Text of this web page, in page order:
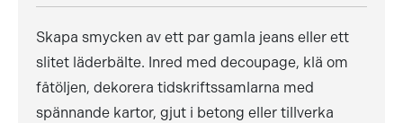
Skapa smycken av ett par gamla jeans eller ett
slitet läderbälte. Inred med decoupage, klä om
fåtöljen, dekorera tidskriftssamlarna med
spännande kartor, gjut i betong eller tillverka